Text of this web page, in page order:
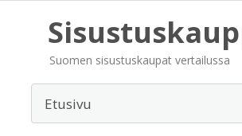
Suomen sisustuskaupat vertailussa